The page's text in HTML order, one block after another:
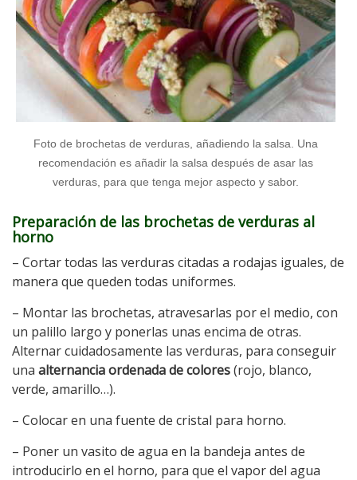
Foto de brochetas de verduras, añadiendo la salsa. Una
recomendación es añadir la salsa después de asar las
verduras, para que tenga mejor aspecto y sabor.
Preparación de las brochetas de verduras al
horno
– Cortar todas las verduras citadas a rodajas iguales, de
manera que queden todas uniformes.
– Montar las brochetas, atravesarlas por el medio, con
un palillo largo y ponerlas unas encima de otras.
Alternar cuidadosamente las verduras, para conseguir
una alternancia ordenada de colores(rojo, blanco,
verde, amarillo…).
– Colocar en una fuente de cristal para horno.
– Poner un vasito de agua en la bandeja antes de
introducirlo en el horno, para que el vapor del agua